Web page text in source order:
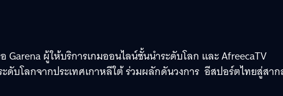
Garena ผู้ให้บริการเกมออนไลน์ชั้นนำระดับโลก และ AfreecaTV
ดับโลกจากประเทศเกาหลีใต้ ร่วมผลักดันวงการ อีสปอร์ตไทยสู่สา